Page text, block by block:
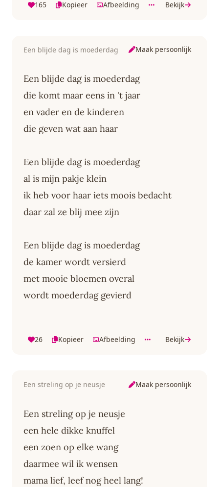
165 Kopieer Afbeelding Bekijk
Een blijde dag is moederdag Maak persoonlijk
Een blijde dag is moederdag
die komt maar eens in 't jaar
en vader en de kinderen
die geven wat aan haar
Een blijde dag is moederdag
al is mijn pakje klein
ik heb voor haar iets moois bedacht
daar zal ze blij mee zijn
Een blijde dag is moederdag
de kamer wordt versierd
met mooie bloemen overal
wordt moederdag gevierd
26 Kopieer Afbeelding Bekijk
Een streling op je neusje Maak persoonlijk
Een streling op je neusje
een hele dikke knuffel
een zoen op elke wang
daarmee wil ik wensen
mama lief, leef nog heel lang!